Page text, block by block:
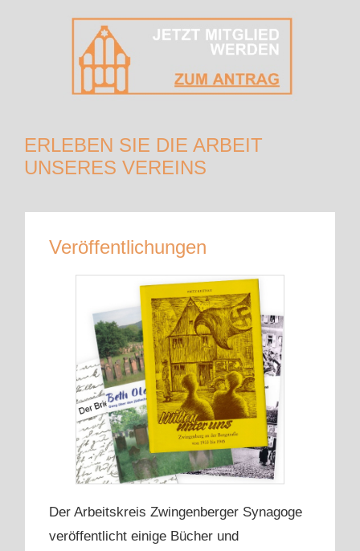
ERLEBEN SIE DIE ARBEIT
UNSERES VEREINS
Veröffentlichungen
Der Arbeitskreis Zwingenberger Synagoge
veröffentlicht einige Bücher und